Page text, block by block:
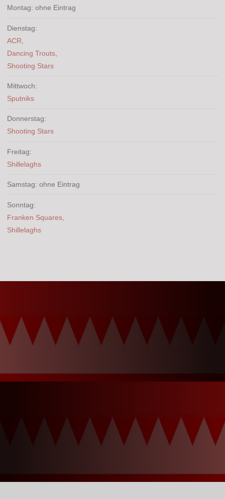
Montag: ohne Eintrag
Dienstag:
ACR
Dancing Trouts
Shooting Stars
Mittwoch:
Sputniks
Donnerstag:
Shooting Stars
Freitag:
Shillelaghs
Samstag: ohne Eintrag
Sonntag:
Franken Squares
Shillelaghs